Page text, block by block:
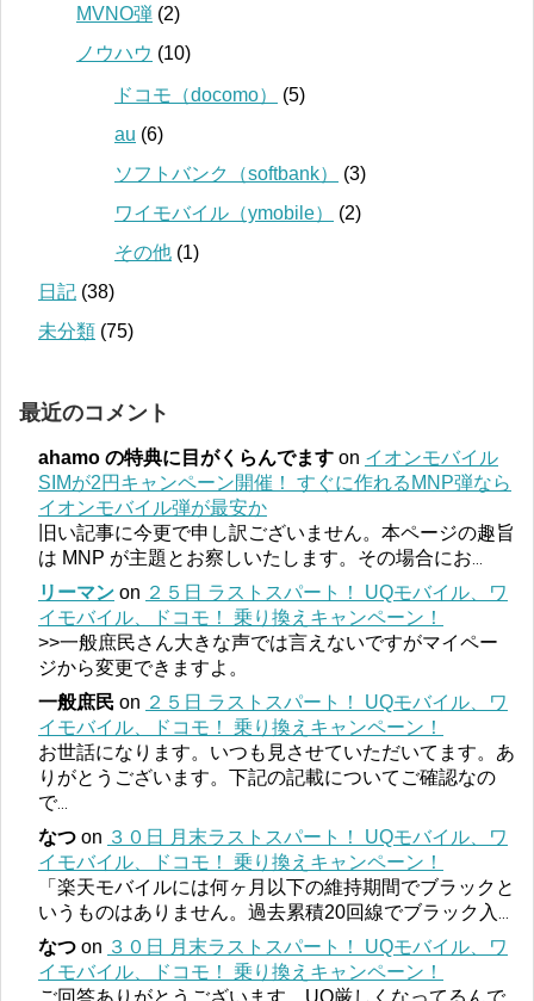
MVNO弾 (2)
ノウハウ (10)
ドコモ（docomo）
(5)
au (6)
ソフトバンク（softbank）
(3)
ワイモバイル（ymobile）
(2)
その他 (1)
日記 (38)
未分類 (75)
最近のコメント
ahamo の特典に目がくらんでます on イオンモバイル
SIMが2円キャンペーン開催！ すぐに作れるMNP弾なら
イオンモバイル弾が最安か
旧い記事に今更で申し訳ございません。本ページの趣旨
は MNP が主題とお察しいたします。その場合にお
リーマン on ２５日 ラストスパート！ UQモバイル、ワ
イモバイル、ドコモ！ 乗り換えキャンペーン！
>>一般庶民さん大きな声では言えないですがマイペー
ジから変更できますよ。
一般庶民 on ２５日 ラストスパート！ UQモバイル、ワ
イモバイル、ドコモ！ 乗り換えキャンペーン！
お世話になります。いつも見させていただいてます。あ
りがとうございます。下記の記載についてご確認なの
で...
なつ on ３０日 月末ラストスパート！ UQモバイル、ワ
イモバイル、ドコモ！ 乗り換えキャンペーン！
「楽天モバイルには何ヶ月以下の維持期間でブラックと
いうものはありません。過去累積20回線でブラック入
なつ on ３０日 月末ラストスパート！ UQモバイル、ワ
イモバイル、ドコモ！ 乗り換えキャンペーン！
ご回答ありがとうございます。UQ厳しくなってるんで